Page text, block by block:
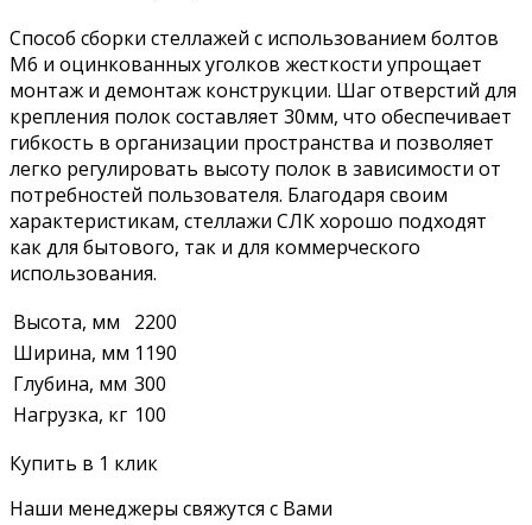
Способ сборки стеллажей с использованием болтов
М6 и оцинкованных уголков жесткости упрощает
монтаж и демонтаж конструкции. Шаг отверстий для
крепления полок составляет 30мм, что обеспечивает
гибкость в организации пространства и позволяет
легко регулировать высоту полок в зависимости от
потребностей пользователя. Благодаря своим
характеристикам, стеллажи СЛК хорошо подходят
как для бытового, так и для коммерческого
использования.
Высота, мм
2200
Ширина, мм 1190
Глубина, мм 300
Нагрузка, кг 100
Купить в 1 клик
Наши менеджеры свяжутся с Вами